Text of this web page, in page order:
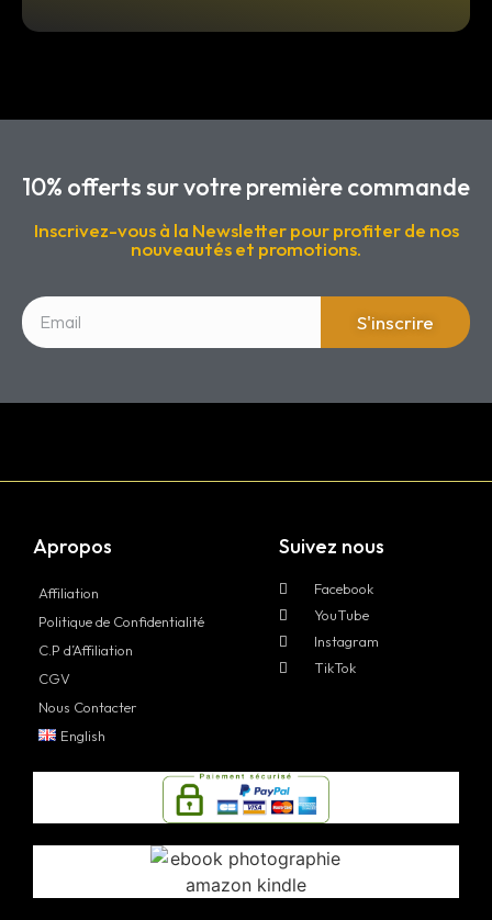
10% offerts sur votre première commande
Inscrivez-vous à la Newsletter pour profiter de nos
nouveautés et promotions.
S'inscrire
Apropos
Affiliation
Politique de Confidentialité
C.P d’Affiliation
CGV
Nous Contacter
English
Suivez nous
Facebook
YouTube
Instagram
TikTok